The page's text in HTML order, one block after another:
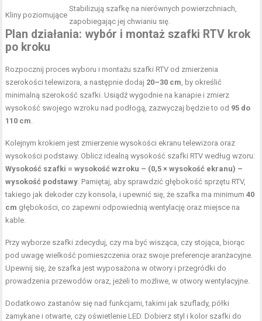
Kliny poziomujące
Stabilizują szafkę na nierównych powierzchniach,
zapobiegając jej chwianiu się.
Plan działania: wybór i montaż szafki RTV krok
po kroku
Rozpocznij proces wyboru i montażu szafki RTV od zmierzenia
szerokości telewizora, a następnie dodaj 20–30 cm , by określić
minimalną szerokość szafki. Usiądź wygodnie na kanapie i zmierz
wysokość swojego wzroku nad podłogą, zazwyczaj będzie to od 95 do
110 cm
Kolejnym krokiem jest zmierzenie wysokości ekranu telewizora oraz
wysokości podstawy. Oblicz idealną wysokość szafki RTV według wzoru:
Wysokość szafki = wysokość wzroku – (0,5 × wysokość ekranu) –
wysokość podstawy . Pamiętaj, aby sprawdzić głębokość sprzętu RTV,
takiego jak dekoder czy konsola, i upewnić się, że szafka ma minimum40
cm głębokości, co zapewni odpowiednią wentylację oraz miejsce na
kable.
Przy wyborze szafki zdecyduj, czy ma być wisząca, czy stojąca, biorąc
pod uwagę wielkość pomieszczenia oraz swoje preferencje aranżacyjne.
Upewnij się, że szafka jest wyposażona w otwory i przegródki do
prowadzenia przewodów oraz, jeżeli to możliwe, w otwory wentylacyjne.
Dodatkowo zastanów się nad funkcjami, takimi jak szuflady, półki
zamykane i otwarte, czy oświetlenie LED. Dobierz styl i kolor szafki do